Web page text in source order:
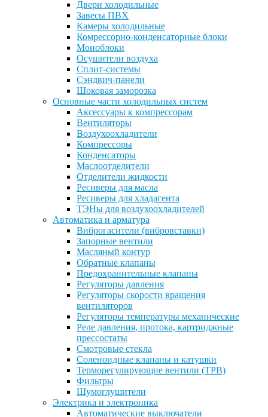
Двери холодильные
Завесы ПВХ
Камеры холодильные
Комрессорно-конденсаторные блоки
Моноблоки
Осушители воздуха
Сплит-системы
Сэндвич-панели
Шоковая заморозка
Основные части холодильных систем
Аксессуары к компрессорам
Вентиляторы
Воздухоохладители
Компрессоры
Конденсаторы
Маслоотделители
Отделители жидкости
Ресиверы для масла
Ресиверы для хладагента
ТЭНы для воздухоохладителей
Автоматика и арматура
Виброгасители (вибровставки)
Запорные вентили
Масляный контур
Обратные клапаны
Предохранительные клапаны
Регуляторы давления
Регуляторы скорости вращения
вентиляторов
Регуляторы температуры механические
Реле давления, протока, картриджные
прессостаты
Смотровые стекла
Соленоидные клапаны и катушки
Терморегулирующие вентили (ТРВ)
Фильтры
Шумоглушители
Электрика и электроника
Автоматические выключатели